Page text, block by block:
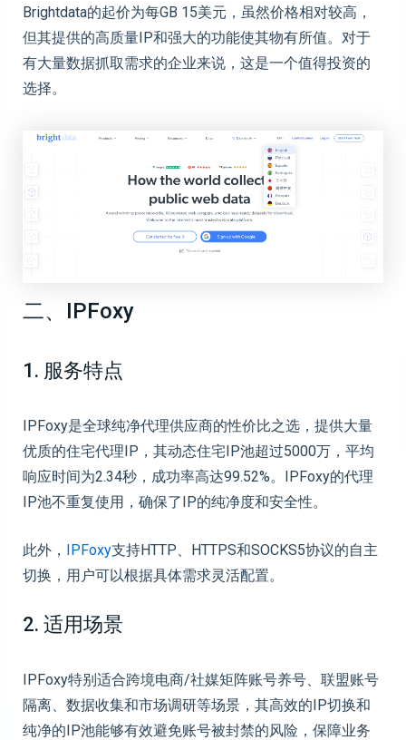
Brightdata的起价为每GB 15美元，虽然价格相对较高，
但其提供的高质量IP和强大的功能使其物有所值。对于
有大量数据抓取需求的企业来说，这是一个值得投资的
选择。
二、IPFoxy
1. 服务特点
IPFoxy是全球纯净代理供应商的性价比之选，提供大量
优质的住宅代理IP，其动态住宅IP池超过5000万，平均
响应时间为2.34秒，成功率高达99.52%。IPFoxy的代理
IP池不重复使用，确保了IP的纯净度和安全性。
此外， IPFoxy支持HTTP、HTTPS和SOCKS5协议的自主
切换，用户可以根据具体需求灵活配置。
2. 适用场景
IPFoxy特别适合跨境电商/社媒矩阵账号养号、联盟账号
隔离、数据收集和市场调研等场景，其高效的IP切换和
纯净的IP池能够有效避免账号被封禁的风险，保障业务